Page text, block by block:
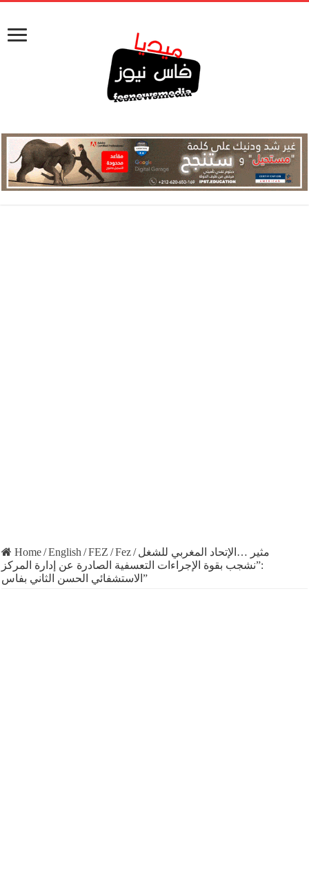
Home/English /FEZ /Fez/ مثير …الإتحاد المغربي للشغل
:”نشجب بقوة الإجراءات التعسفية الصادرة عن إدارة المركز
الاستشفائي الحسن الثاني بفاس”